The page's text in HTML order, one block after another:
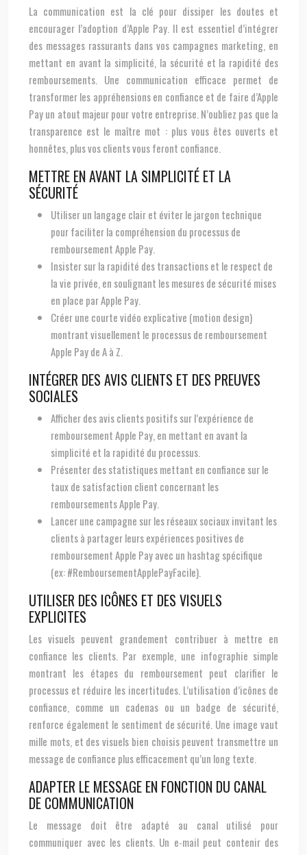
La communication est la clé pour dissiper les doutes et
encourager l’adoption d’Apple Pay. Il est essentiel d’intégrer
des messages rassurants dans vos campagnes marketing, en
mettant en avant la simplicité, la sécurité et la rapidité des
remboursements. Une communication efficace permet de
transformer les appréhensions en confiance et de faire d’Apple
Pay un atout majeur pour votre entreprise. N’oubliez pas que la
transparence est le maître mot : plus vous êtes ouverts et
honnêtes, plus vos clients vous feront confiance.
METTRE EN AVANT LA SIMPLICITÉ ET LA
SÉCURITÉ
Utiliser un langage clair et éviter le jargon technique
pour faciliter la compréhension du processus de
remboursement Apple Pay.
Insister sur la rapidité des transactions et le respect de
la vie privée, en soulignant les mesures de sécurité mises
en place par Apple Pay.
Créer une courte vidéo explicative (motion design)
montrant visuellement le processus de remboursement
Apple Pay de A à Z.
INTÉGRER DES AVIS CLIENTS ET DES PREUVES
SOCIALES
Afficher des avis clients positifs sur l’expérience de
remboursement Apple Pay, en mettant en avant la
simplicité et la rapidité du processus.
Présenter des statistiques mettant en confiance sur le
taux de satisfaction client concernant les
remboursements Apple Pay.
Lancer une campagne sur les réseaux sociaux invitant les
clients à partager leurs expériences positives de
remboursement Apple Pay avec un hashtag spécifique
(ex: #RemboursementApplePayFacile).
UTILISER DES ICÔNES ET DES VISUELS
EXPLICITES
Les visuels peuvent grandement contribuer à mettre en
confiance les clients. Par exemple, une infographie simple
montrant les étapes du remboursement peut clarifier le
processus et réduire les incertitudes. L’utilisation d’icônes de
confiance, comme un cadenas ou un badge de sécurité,
renforce également le sentiment de sécurité. Une image vaut
mille mots, et des visuels bien choisis peuvent transmettre un
message de confiance plus efficacement qu’un long texte.
ADAPTER LE MESSAGE EN FONCTION DU CANAL
DE COMMUNICATION
Le message doit être adapté au canal utilisé pour
communiquer avec les clients. Un e-mail peut contenir des